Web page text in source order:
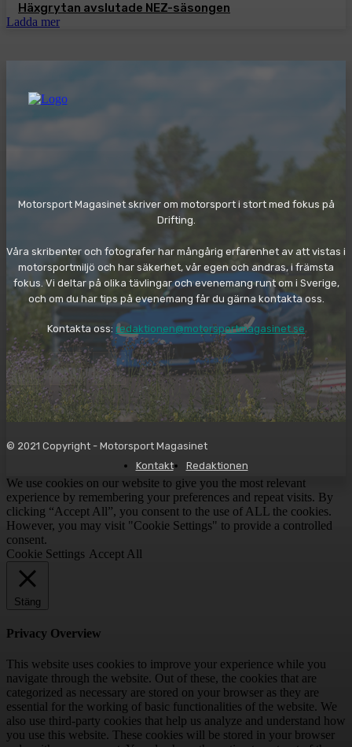
Häxgrytan avslutade NEZ-säsongen
Ladda mer
Motorsport Magasinet skriver om motorsport i stort med fokus på
Drifting.
Våra skribenter och fotografer har mångårig erfarenhet av att vistas i
motorsportmiljö och har säkerhet, vår egen och andras, i främsta
fokus. Vi deltar på olika tävlingar och evenemang runt om i Sverige,
och om du har tips på evenemang får du gärna kontakta oss.
Kontakta oss: redaktionen@motorsportmagasinet.se
© 2021 Copyright - Motorsport Magasinet
Kontakt
Redaktionen
We use cookies on our website to give you the most relevant
experience by remembering your preferences and repeat visits. By
clicking “Accept All”, you consent to the use of ALL the cookies.
However, you may visit "Cookie Settings" to provide a controlled
consent.
Cookie Settings Accept All
Stäng
Privacy Overview
This website uses cookies to improve your experience while you
navigate through the website. Out of these, the cookies that are
categorized as necessary are stored on your browser as they are
essential for the working of basic functionalities of the website. We
also use third-party cookies that help us analyze and understand how
you use this website. These cookies will be stored in your browser